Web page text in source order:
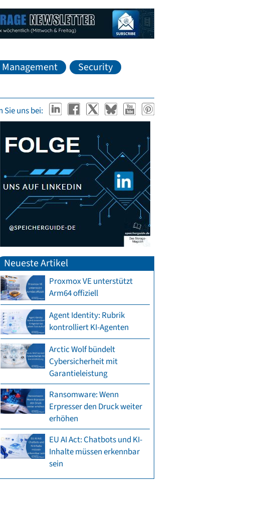
Management Security
Sie uns bei:
Neueste Artikel
Proxmox VE unterstützt
Arm64 offiziell
Agent Identity: Rubrik
kontrolliert KI-Agenten
Arctic Wolf bündelt
Cybersicherheit mit
Garantieleistung
Ransomware: Wenn
Erpresser den Druck weiter
erhöhen
EU AI Act: Chatbots und KI-
Inhalte müssen erkennbar
sein